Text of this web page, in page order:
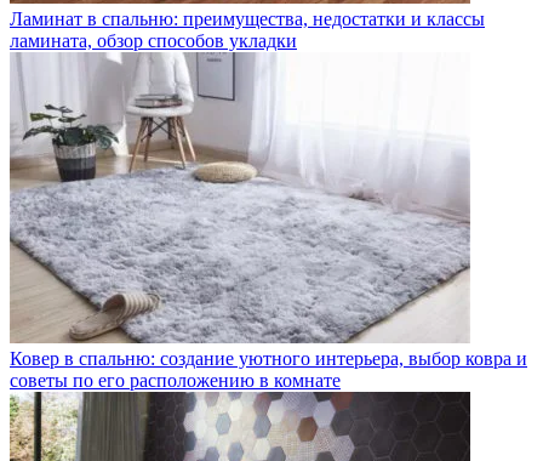
Ламинат в спальню: преимущества, недостатки и классы
ламината, обзор способов укладки
Ковер в спальню: создание уютного интерьера, выбор ковра и
советы по его расположению в комнате